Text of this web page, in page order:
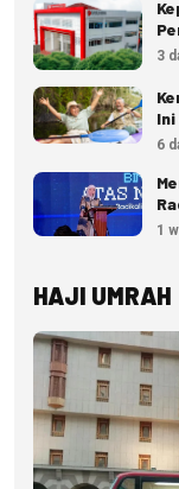
3
6
1
HAJI UMRAH